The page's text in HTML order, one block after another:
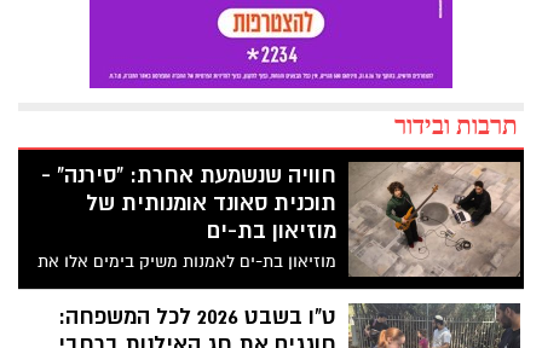
תרבות ובידור
חוויה שנשמעת אחרת: "סירנה" -
תוכנית סאונד אומנותית של
מוזיאון בת-ים
מוזיאון בת-ים לאמנות משיק בימים אלו את
“סירנה / Seirena” – תוכנית שהות אמן
(רזידנסי) חדשה וייחודית בישראל, המוקדשת
כולה ליצירה אמנותית מבוססת סאונד.
ט"ו בשבט 2026 לכל המשפחה: